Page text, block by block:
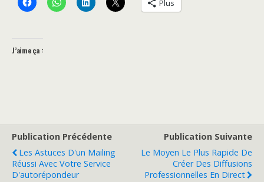
Plus
J’aime ça :
Publication Précédente
Les Astuces D'un Mailing
Réussi Avec Votre Service
D'autorépondeur
Publication Suivante
Le Moyen Le Plus Rapide De
Créer Des Diffusions
Professionnelles En Direct